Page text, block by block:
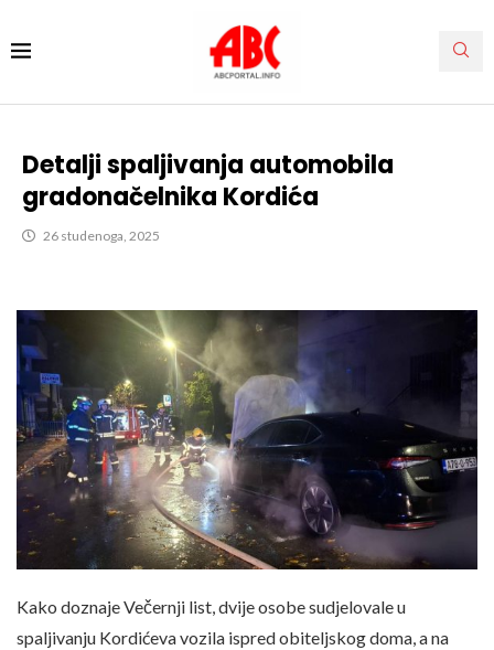
Detalji spaljivanja automobila
gradonačelnika Kordića
26 studenoga, 2025
Kako doznaje Večernji list, dvije osobe sudjelovale u
spaljivanju Kordićeva vozila ispred obiteljskog doma, a na